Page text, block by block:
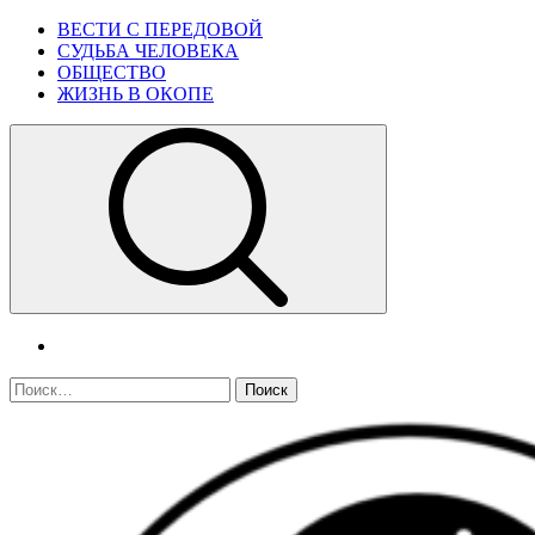
Skip
content
Primary
Menu
ВЕСТИ С ПЕРЕДОВОЙ
СУДЬБА ЧЕЛОВЕКА
ОБЩЕСТВО
ЖИЗНЬ В ОКОПЕ
Найти: